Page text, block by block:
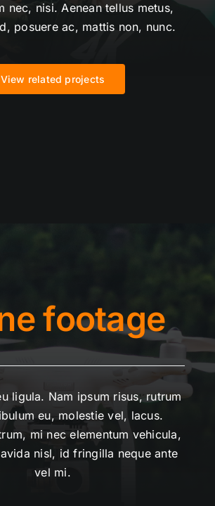
nec, nisi. Aenean tellus metus,
posuere ac, mattis non, nunc.
View related projects
footage
ligula. Nam ipsum risus, rutrum
eu, molestie vel, lacus.
mi nec elementum vehicula,
nisl, id fringilla neque ante
vel mi.